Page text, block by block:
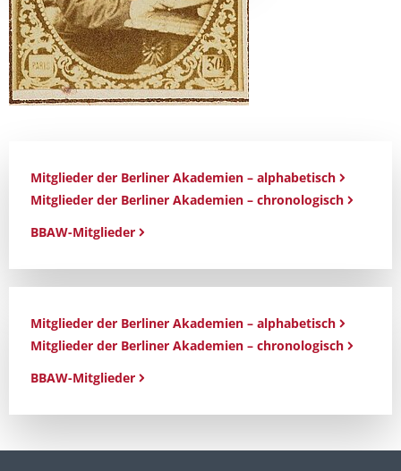
Mitglieder der Berliner Akademien – alphabetisch
Mitglieder der Berliner Akademien – chronologisch
BBAW-Mitglieder
Mitglieder der Berliner Akademien – alphabetisch
Mitglieder der Berliner Akademien – chronologisch
BBAW-Mitglieder